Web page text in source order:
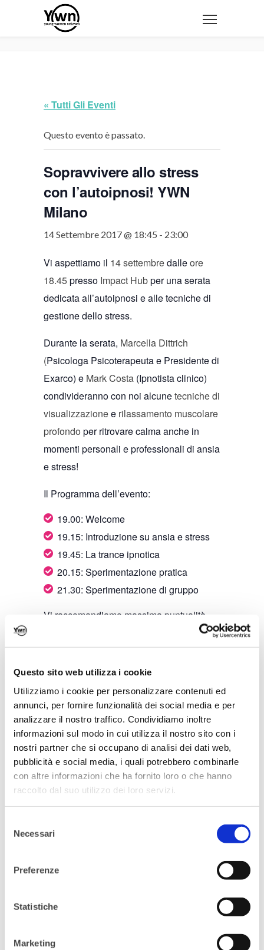
Questo sito web utilizza i cookie
Utilizziamo i cookie per personalizzare contenuti ed
annunci, per fornire funzionalità dei social media e per
analizzare il nostro traffico. Condividiamo inoltre
informazioni sul modo in cui utilizza il nostro sito con i
nostri partner che si occupano di analisi dei dati web,
pubblicità e social media, i quali potrebbero combinarle
con altre informazioni che ha fornito loro o che hanno
raccolto dal suo utilizzo dei loro servizi.
delNecessari
Preferenze
Statistiche
Marketing
« Tutti Gli Eventi
Questo evento è passato.
Sopravvivere allo stress
con l’autoipnosi! YWN
Milano
14 Settembre 2017 @ 18:45 - 23:00
Vi aspettiamo il 14 settembredalleore
18.45presso Impact Hubper una serata
dedicata all’autoipnosi e alle tecniche di
gestione dello stress.
Durante la serata, Marcella Dittrich
(Psicologa Psicoterapeuta e Presidente di
Exarco) e Mark Costa (Ipnotista clinico)
condivideranno con noi alcunetecniche di
visualizzazionee rilassamento muscolare
profondo per ritrovare calma anche in
momenti personali e professionali di ansia
e stress!
Il Programma dell’evento:
19.00: Welcome
19.15: Introduzione su ansia e stress
19.45: La trance ipnotica
20.15: Sperimentazione pratica
21.30: Sperimentazione di gruppo
Vi raccomandiamo massima puntualità
per beneficiare delle due ore di training
socie di YWN. Il costo del biglietto include
l’iscrizione ad Exarco. Ecco ilLink dove
iscriversi
Qualora le non socie volessero
partecipare possono associarsi a YWN al
seguenteLink .
che si occupano di benessere
visita
ORARIO: